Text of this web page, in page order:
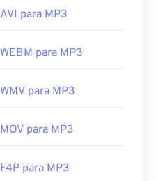
AVI para MP3
WEBM para MP3
WMV para MP3
MOV para MP3
F4P para MP3